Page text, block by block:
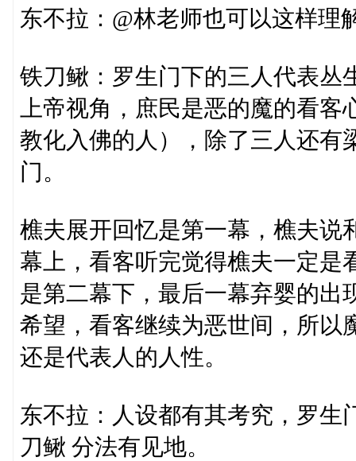
东不拉：@林老师也可以这样理
铁刀鳅：罗生门下的三人代表丛
上帝视角，庶民是恶的魔的看
教化入佛的人），除了三人还有
门。
樵夫展开回忆是第一幕，樵夫说
幕上，看客听完觉得樵夫一定是
是第二幕下，最后一幕弃婴的出
希望，看客继续为恶世间，所以
还是代表人的人性。
东不拉：人设都有其考究，罗生
刀鳅 分法有见地。